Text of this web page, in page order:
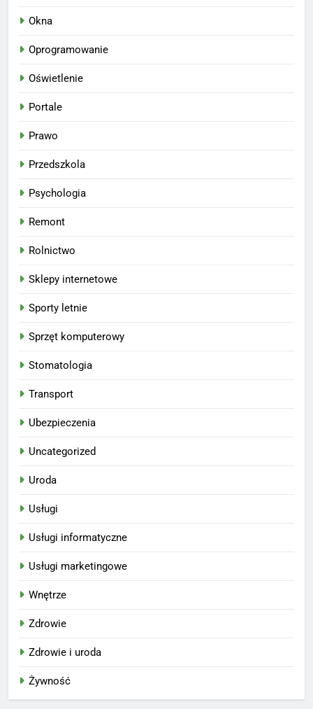
Okna
Oprogramowanie
Oświetlenie
Portale
Prawo
Przedszkola
Psychologia
Remont
Rolnictwo
Sklepy internetowe
Sporty letnie
Sprzęt komputerowy
Stomatologia
Transport
Ubezpieczenia
Uncategorized
Uroda
Usługi
Usługi informatyczne
Usługi marketingowe
Wnętrze
Zdrowie
Zdrowie i uroda
Żywność